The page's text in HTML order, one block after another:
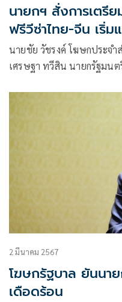
นายกฯ สั่งการเตรี
ฟรีวีซ่าไทย-จีน เริ่ม
นายชัย วัชรงค์ โฆษกประจำ
เศรษฐา ทวีสิน นายกรัฐมนต
ไทย จนทำ
2 มีนาคม 2567
โฆษกรัฐบาล ยันนา
เดือดร้อน